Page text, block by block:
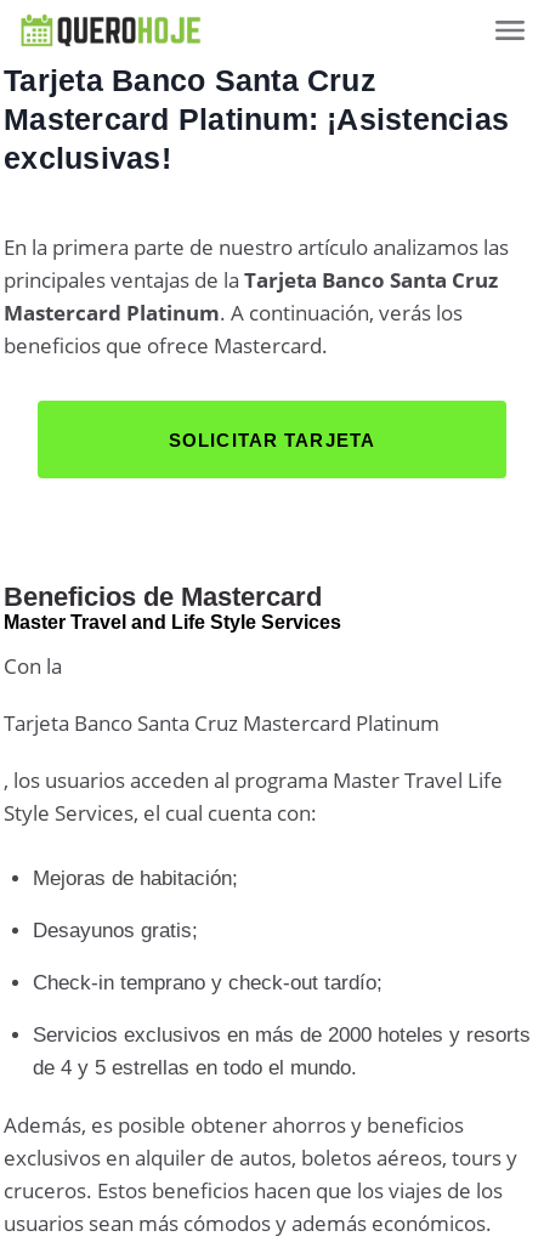
Tarjeta Banco Santa Cruz
Mastercard Platinum: ¡Asistencias
exclusivas!
En la primera parte de nuestro artículo analizamos las
principales ventajas de laTarjeta Banco Santa Cruz
Mastercard Platinum. A continuación, verás los
beneficios que ofrece Mastercard.
SOLICITAR TARJETA
Beneficios de Mastercard
Master Travel and Life Style Services
Con la
Tarjeta Banco Santa Cruz Mastercard Platinum
, los usuarios acceden al programa Master Travel Life
Style Services, el cual cuenta con:
Mejoras de habitación;
Desayunos gratis;
Check-in temprano y check-out tardío;
Servicios exclusivos en más de 2000 hoteles y resorts
de 4 y 5 estrellas en todo el mundo.
Además, es posible obtener ahorros y beneficios
exclusivos en alquiler de autos, boletos aéreos, tours y
cruceros. Estos beneficios hacen que los viajes de los
usuarios sean más cómodos y además económicos.